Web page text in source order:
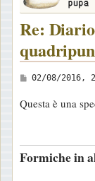
Re:
M
s
a
g
02/08/2016,
Questa è una
Formiche in